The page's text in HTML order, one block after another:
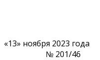
«13»
№ 201/46